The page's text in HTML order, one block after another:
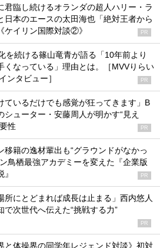
君臨し続けるオランダの超人ハリー・ラ
日本のエースの太田海也「絶対王者から
ケイリン国際対談②》
PR
を続ける篠山竜青が語る「10年前より
くなっている」理由とは。［MVVりらい
ンタビュー］
PR
ているだけでも感覚が狂ってきます」B
シューター・安藤周人が明かす“見え
性
PR
移籍の逸材輩出も“グラウンドがなかっ
鳥栖最強アカデミーを変えた『企業版
PR
所にとどまれば成長は止まる」西内悠人
で次世代へ伝えた“挑戦する力”
PR
と体操界の同学年レジェンド対談》初対